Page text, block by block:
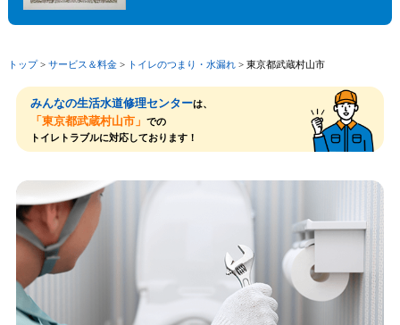
トップ> サービス＆料⾦ > トイレのつまり・⽔漏れ > 東京都武蔵村山市
みんなの生活水道修理センターは、
「東京都武蔵村山市」 での
トイレトラブルに対応しております！